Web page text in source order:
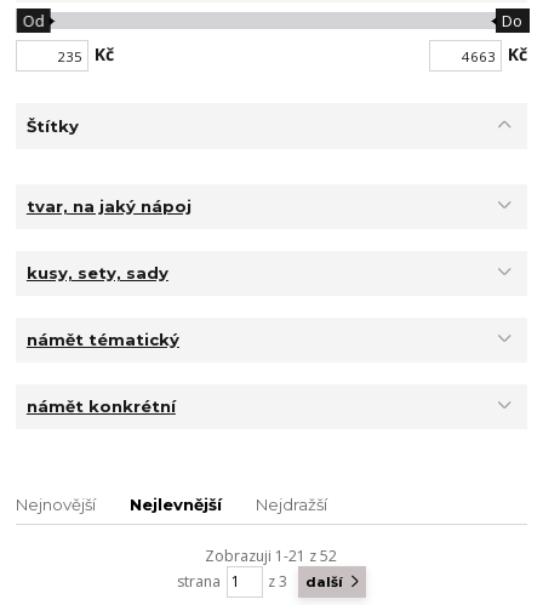
Kč
Od Do
Kč
Štítky
tvar, na jaký nápoj
kusy, sety, sady
námět tématický
námět konkrétní
Nejnovější Nejlevnější Nejdražší
Zobrazuji 1-21 z 52
strana
z 3 další